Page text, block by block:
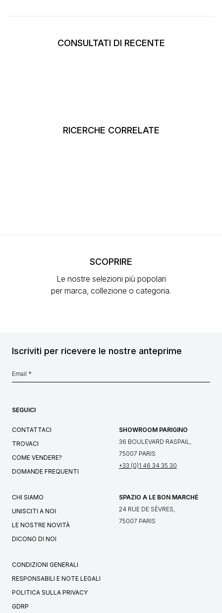
CONSULTATI DI RECENTE
RICERCHE CORRELATE
SCOPRIRE
Le nostre selezioni più popolari
per marca, collezione o categoria.
Iscriviti per ricevere le nostre anteprime
SEGUICI
CONTATTACI
TROVACI
COME VENDERE?
DOMANDE FREQUENTI
SHOWROOM PARIGINO
36 BOULEVARD RASPAIL,
75007 PARIS
+33 (0)1 46 34 35 30
CHI SIAMO
UNISCITI A NOI
LE NOSTRE NOVITÀ
DICONO DI NOI
SPAZIO A LE BON MARCHÉ
24 RUE DE SÈVRES,
75007 PARIS
CONDIZIONI GENERALI
RESPONSABILI E NOTE LEGALI
POLITICA SULLA PRIVACY
GDRP